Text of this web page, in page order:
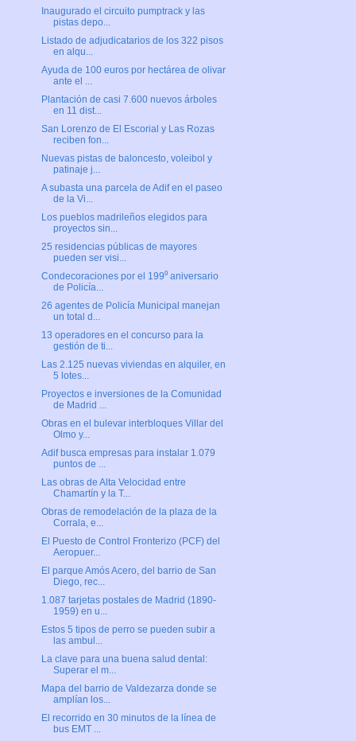
Inaugurado el circuito pumptrack y las
pistas depo...
Listado de adjudicatarios de los 322 pisos
en alqu...
Ayuda de 100 euros por hectárea de olivar
ante el ...
Plantación de casi 7.600 nuevos árboles
en 11 dist...
San Lorenzo de El Escorial y Las Rozas
reciben fon...
Nuevas pistas de baloncesto, voleibol y
patinaje j...
A subasta una parcela de Adif en el paseo
de la Vi...
Los pueblos madrileños elegidos para
proyectos sin...
25 residencias públicas de mayores
pueden ser visi...
Condecoraciones por el 199⁰ aniversario
de Policía...
26 agentes de Policía Municipal manejan
un total d...
13 operadores en el concurso para la
gestión de ti...
Las 2.125 nuevas viviendas en alquiler, en
5 lotes...
Proyectos e inversiones de la Comunidad
de Madrid ...
Obras en el bulevar interbloques Villar del
Olmo y...
Adif busca empresas para instalar 1.079
puntos de ...
Las obras de Alta Velocidad entre
Chamartín y la T...
Obras de remodelación de la plaza de la
Corrala, e...
El Puesto de Control Fronterizo (PCF) del
Aeropuer...
El parque Amós Acero, del barrio de San
Diego, rec...
1.087 tarjetas postales de Madrid (1890-
1959) en u...
Estos 5 tipos de perro se pueden subir a
las ambul...
La clave para una buena salud dental:
Superar el m...
Mapa del barrio de Valdezarza donde se
amplían los...
El recorrido en 30 minutos de la línea de
bus EMT ...